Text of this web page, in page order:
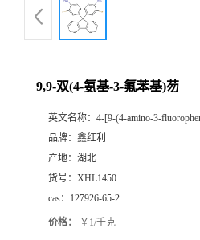
9,9-双(4-氨基-3-氟苯基)芴
英文名称： 4-[9-(4-amino-3-
品牌： 鑫红利
产地： 湖北
货号： XHL1450
cas： 127926-65-2
价格： ￥1/千克